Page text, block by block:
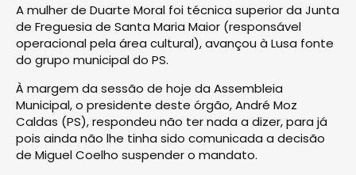
A mulher de Duarte Moral foi técnica superior da Junta
de Freguesia de Santa Maria Maior (responsável
operacional pela área cultural), avançou à Lusa fonte
do grupo municipal do PS.
À margem da sessão de hoje da Assembleia
Municipal, o presidente deste órgão, André Moz
Caldas (PS), respondeu não ter nada a dizer, para já
pois ainda não lhe tinha sido comunicada a decisão
de Miguel Coelho suspender o mandato.